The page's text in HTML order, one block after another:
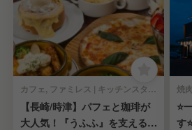
カフェ, ファミレス | キッチンスタッフ
【長崎/時津】パフェと珈琲が
大人気！『うふふ』を支えるキ
焼
⭐️
す